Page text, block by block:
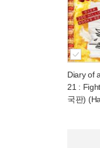
Diary of
21 :
국판)